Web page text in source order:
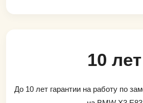
10 лет
До 10 лет гарантии на работу по